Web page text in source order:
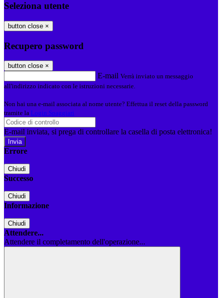
Seleziona utente
button close ×
Recupero password
button close ×
E-mail Verrà inviato un messaggio
all'indirizzo indicato con le istruzioni necessarie.
Non hai una e-mail associata al nome utente? Effettua il reset della password
tramite la Login Spaggiari
E-mail inviata, si prega di controllare la casella di posta elettronica!
Errore
Chiudi
Successo
Chiudi
Informazione
Chiudi
Attendere...
Attendere il completamento dell'operazione...